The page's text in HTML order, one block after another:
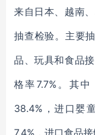
来自日本、越南
抽查检验。主要
品、玩具和食品
格率7.7%。其
38.4%，进口婴
7.4%，进口食品